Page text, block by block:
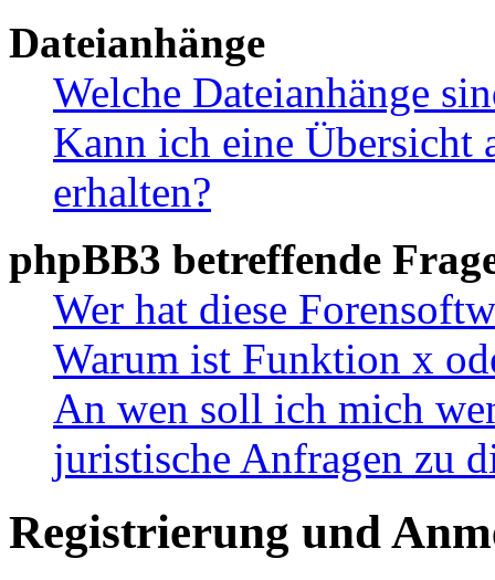
Dateianhänge
Welche Dateianhänge
Kann ich eine Übersicht
erhalten?
phpBB3 betreffende
Wer hat diese
Warum ist Funktion x
An wen soll ich mich
juristische Anfragen zu
Registrierung und